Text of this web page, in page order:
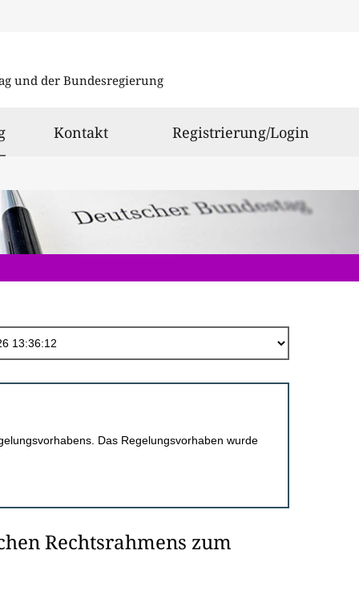
und der Bundesregierung
ausgewählt
Kontakt Registrierung/Login
Das Regelungsvorhaben wurde
Rechtsrahmens zum